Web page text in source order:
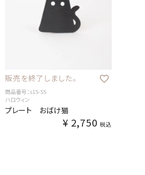
販売を終了しました。
商品番号：s15-55
ハロウィン
プレート おばけ猫
¥ 2,750 税込